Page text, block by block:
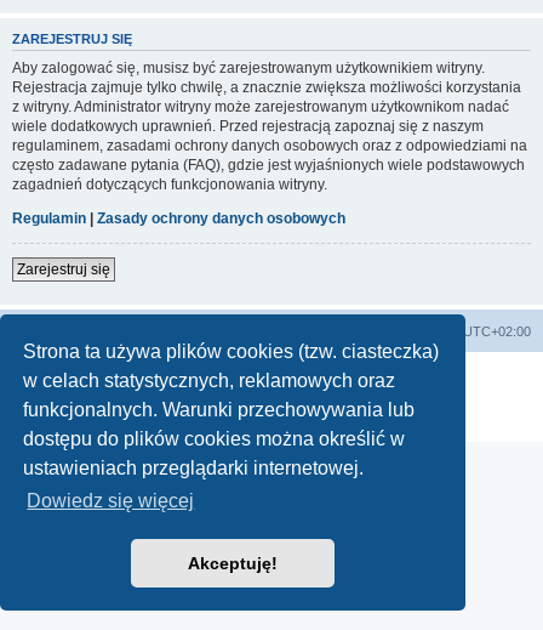
Strona ta używa plików cookies (tzw. ciasteczka)
w celach statystycznych, reklamowych oraz
funkcjonalnych. Warunki przechowywania lub
dostępu do plików cookies można określić w
ustawieniach przeglądarki internetowej.
Dowiedz się więcej
Akceptuję!
ZAREJESTRUJ SIĘ
Aby zalogować się, musisz być zarejestrowanym użytkownikiem witryny.
Rejestracja zajmuje tylko chwilę, a znacznie zwiększa możliwości korzystania
z witryny. Administrator witryny może zarejestrowanym użytkownikom nadać
wiele dodatkowych uprawnień. Przed rejestracją zapoznaj się z naszym
regulaminem, zasadami ochrony danych osobowych oraz z odpowiedziami na
często zadawane pytania (FAQ), gdzie jest wyjaśnionych wiele podstawowych
zagadnień dotyczących funkcjonowania witryny.
Regulamin | Zasady ochrony danych osobowych
Zarejestruj się
UTC+02:00
Technologię dostarczaphpBB ® Forum Software © phpBB Limited
Zasady ochrony danych osobowych|Regulamin